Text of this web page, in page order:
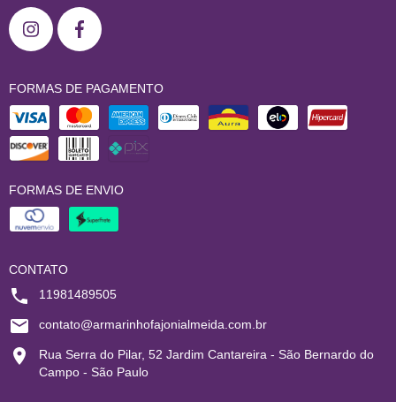
FORMAS DE PAGAMENTO
FORMAS DE ENVIO
CONTATO
11981489505
contato@armarinhofajonialmeida.com.br
Rua Serra do Pilar, 52 Jardim Cantareira - São Bernardo do
Campo - São Paulo